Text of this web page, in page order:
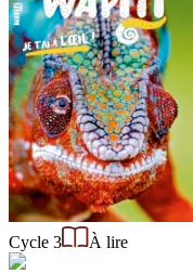
Cycle 3 À lire